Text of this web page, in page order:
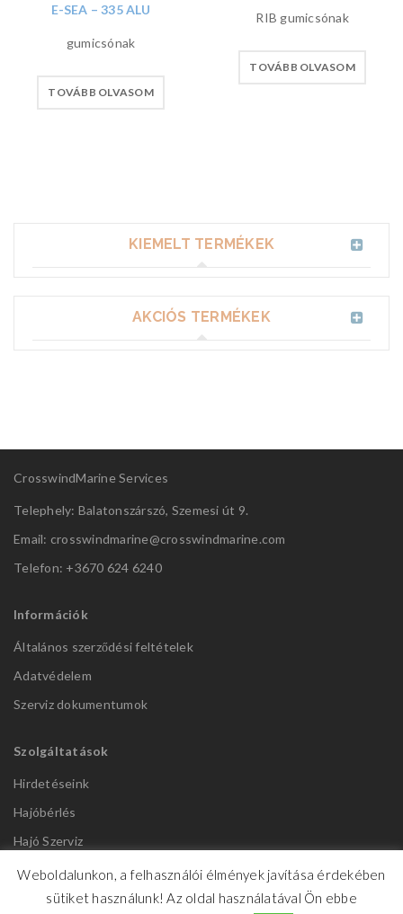
E-SEA – 335 ALU
gumicsónak
TOVÁBB OLVASOM
RIB gumicsónak
TOVÁBB OLVASOM
KIEMELT TERMÉKEK
AKCIÓS TERMÉKEK
CrosswindMarine Services
Telephely: Balatonszárszó, Szemesi út 9.
Email: crosswindmarine@crosswindmarine.com
Telefon: +3670 624 6240
Információk
Általános szerződési feltételek
Adatvédelem
Szerviz dokumentumok
Szolgáltatások
Hirdetéseink
Hajóbérlés
Hajó Szerviz
Weboldalunkon, a felhasználói élmények javítása érdekében
sütiket használunk! Az oldal használatával Ön ebbe